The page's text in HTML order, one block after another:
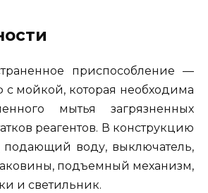
приспособление —
мойкой, которая необходима
мытья загрязненных
реагентов. В конструкцию
подающий воду, выключатель,
подъемный механизм,
и светильник.